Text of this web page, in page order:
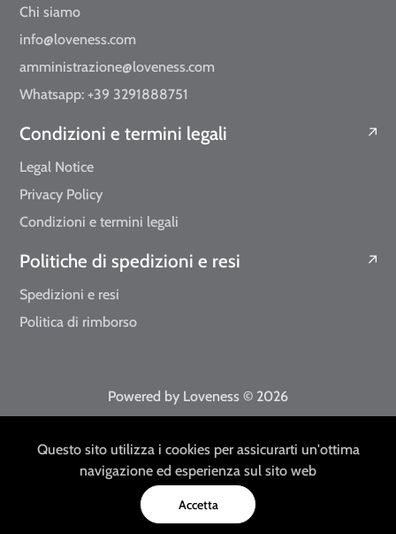
Chi siamo
info@loveness.com
amministrazione@loveness.com
Whatsapp: +39 3291888751
Condizioni e termini legali
Legal Notice
Privacy Policy
Condizioni e termini legali
Politiche di spedizioni e resi
Spedizioni e resi
Politica di rimborso
Powered by Loveness © 2026
Questo sito utilizza i cookies per assicurarti un'ottima
navigazione ed esperienza sul sito web
Accetta